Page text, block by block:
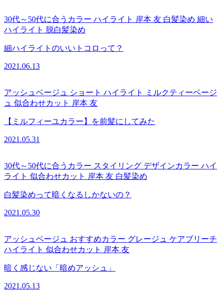
30代～50代に合うカラー ハイライト 岸本 友 白髪染め 細い
ハイライト 脱白髪染め
細ハイライトのいいトコロって？
2021.06.13
アッシュベージュ ショート ハイライト
ミルクティーベージ
ュ 似合わせカット 岸本 友
【ミルフィーユカラー】を前髪にしてみた
2021.05.31
30代～50代に合うカラー スタイリング デザインカラー ハイ
ライト 似合わせカット 岸本 友 白髪染め
白髪染めって暗くなるしかないの？
2021.05.30
アッシュベージュ おすすめカラー グレージュ ケアブリーチ
ハイライト 似合わせカット 岸本 友
暗く感じない「暗めアッシュ」
2021.05.13